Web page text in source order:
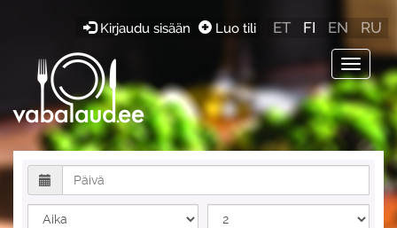
Toggle
Kirjaudu sisään Luo tili ET FI EN RU